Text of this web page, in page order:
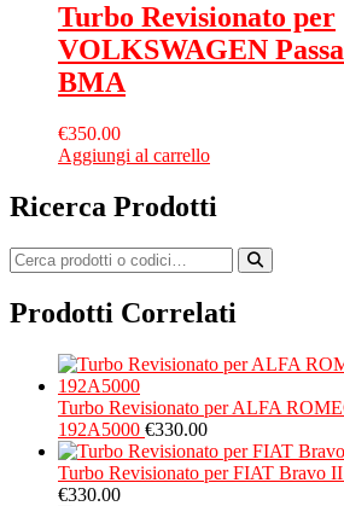
Turbo Revisionato per
VOLKSWAGEN
BMA
€350.00
Aggiungi al carrello
Ricerca Prodotti
Prodotti Correlati
Turbo Revisionato per ALFA
192A5000 €330.00
Turbo Revisionato per FIAT Bravo
€330.00